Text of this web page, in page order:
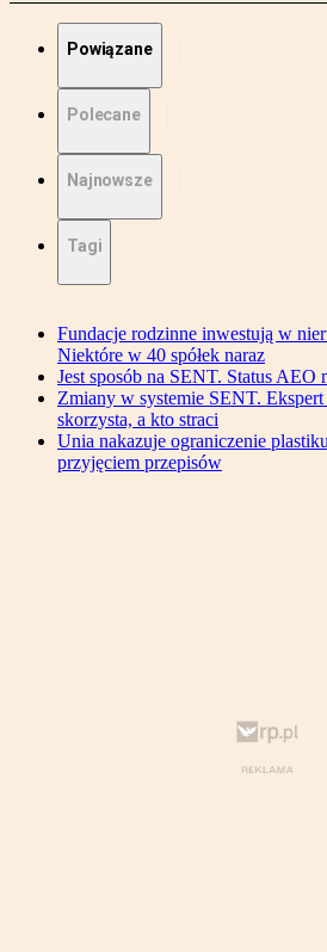
Powiązane
Polecane
Najnowsze
Tagi
Fundacje rodzinne inwestują w
Niektóre w 40 spółek naraz
Jest sposób na SENT. Status AEO
Zmiany w systemie SENT.
skorzysta, a kto straci
Unia nakazuje ograniczenie
przyjęciem przepisów